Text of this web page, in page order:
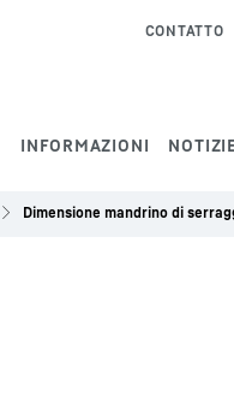
INFORMAZIONI
CONTATTO
Dimensione mandrino di